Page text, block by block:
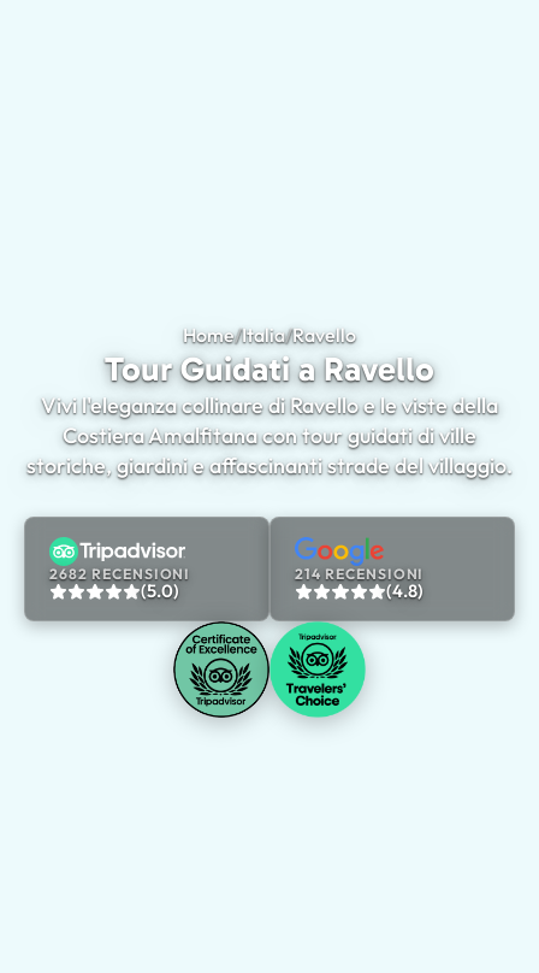
Home/Italia/RavelloTour Guidati a
Tour Guidati a Ravello
Vivi l'eleganza collinare di Ravello e le viste della
Costiera Amalfitana con tour guidati di ville
storiche, giardini e affascinanti strade del villaggio.
2682 RECENSIONI
(5.0)
214 RECENSIONI
(4.8)